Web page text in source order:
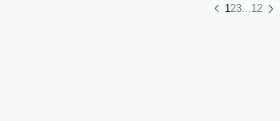
123...12